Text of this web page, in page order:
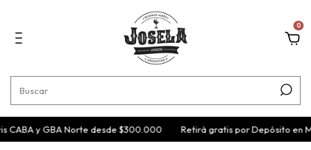
0
y GBA Norte desde $300.000 Retirá gratis por Depósito en